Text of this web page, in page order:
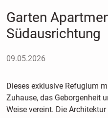
Garten
Südausrichtung
09.05.2026
Dieses exklusive Refugium
Zuhause, das Geborgenheit
Weise vereint. Die